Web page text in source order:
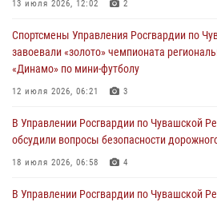
Российской Федерации
Директор Росгвардии Герой России
поздравил специалистов подразделений
праздником
В Чебоксарах при участии спецназа
партия немаркированной
13 июля 2026, 12:02 2
Спортсмены Управления Росгвардии по
завоевали «золото» чемпионата
«Динамо» по мини-футболу
12 июля 2026, 06:21 3
В Управлении Росгвардии по Чувашской
обсудили вопросы безопасности
18 июля 2026, 06:58 4
В Управлении Росгвардии по Чувашской